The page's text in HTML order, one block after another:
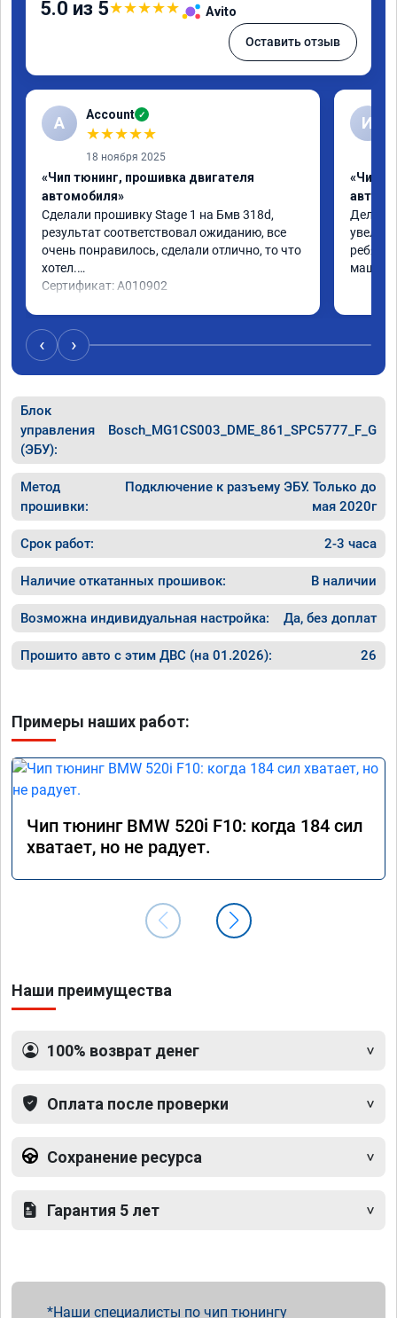
5.0 из 5★★★★★ Avito
Оставить отзыв
A Account ✓
★★★★★
18 ноября 2025
«Чип тюнинг, прошивка двигателя
автомобиля»
Сделали прошивку Stage 1 на Бмв 318d,
результат соответствовал ожиданию, все
очень понравилось, сделали отлично, то что
хотел.
Сертификат: A010902
И
«Чип
Делали
ребята
машина
‹ ›
Блок
управления
(ЭБУ):
Bosch_MG1CS003_DME_861_SPC5777_F_G
Метод
прошивки:
Подключение к разъему ЭБУ. Только до
мая 2020г
Срок работ: 2-3 часа
Наличие откатанных прошивок: В наличии
Возможна индивидуальная настройка: Да, без доплат
Прошито авто с этим ДВС (на 01.2026): 26
Примеры наших работ:
Чип тюнинг BMW 520i F10: когда 184 сил
хватает, но не радует.
Наши преимущества
100% возврат денег
Оплата после проверки
Сохранение ресурса
Гарантия 5 лет
Наши специалисты по чип тюнингу